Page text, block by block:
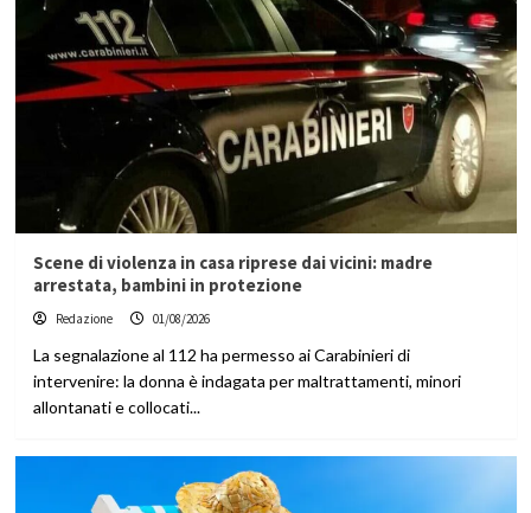
Scene di violenza in casa riprese dai vicini: madre
arrestata, bambini in protezione
Redazione 01/08/2026
La segnalazione al 112 ha permesso ai Carabinieri di
intervenire: la donna è indagata per maltrattamenti, minori
allontanati e collocati...